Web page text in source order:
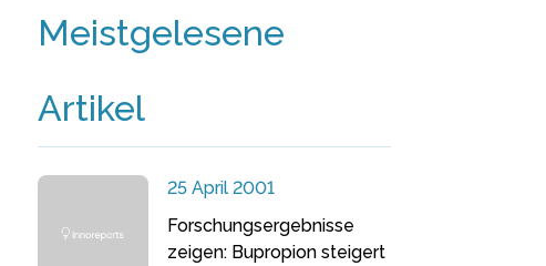
Meistgelesene
Artikel
25 April 2001
Forschungsergebnisse
zeigen: Bupropion steigert